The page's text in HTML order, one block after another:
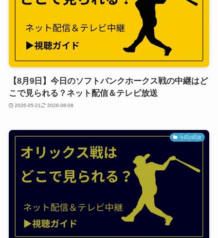
【8月9日】今日のソフトバンクホークス戦の中継はど
こで見られる？ネット配信＆テレビ放送
2026-05-21 2026-08-08
今日の試合